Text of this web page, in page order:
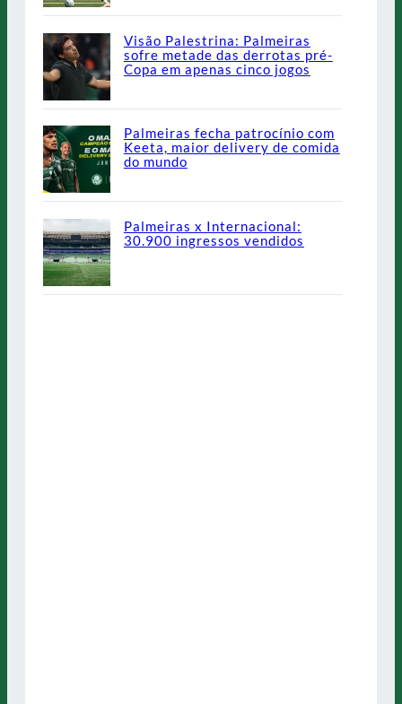
Visão Palestrina: Palmeiras
sofre metade das derrotas pré-
Copa em apenas cinco jogos
Palmeiras fecha patrocínio com
Keeta, maior delivery de comida
do mundo
Palmeiras x Internacional:
30.900 ingressos vendidos